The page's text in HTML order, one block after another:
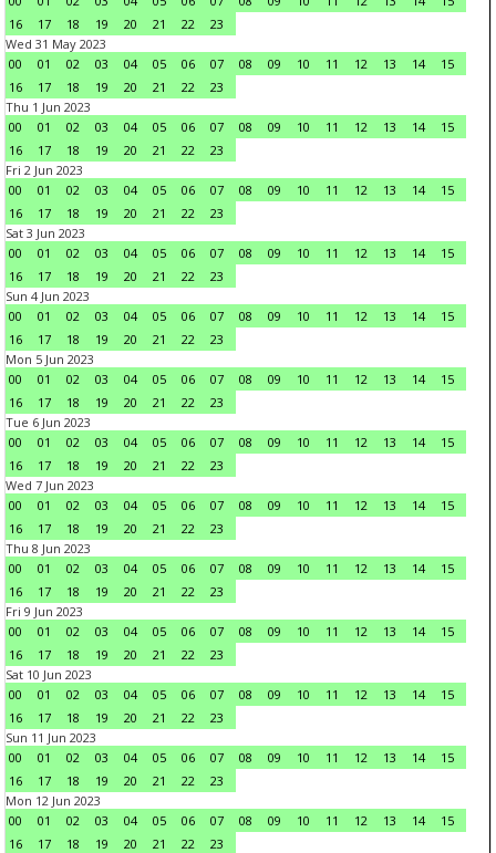
16
17 18 19 20 21 22
23
Wed 31 May 2023
00
01 02 03 04 05 06 07 08 09 10 11 12 13 14
15
16
17 18 19 20 21 22
23
Thu 1 Jun 2023
00
01 02 03 04 05 06 07 08 09 10 11 12 13 14
15
16
17 18 19 20 21 22
23
Fri 2 Jun 2023
00
01 02 03 04 05 06 07 08 09 10 11 12 13 14
15
16
17 18 19 20 21 22
23
Sat 3 Jun 2023
00
01 02 03 04 05 06 07 08 09 10 11 12 13 14
15
16
17 18 19 20 21 22
23
Sun 4 Jun 2023
00
01 02 03 04 05 06 07 08 09 10 11 12 13 14
15
16
17 18 19 20 21 22
23
Mon 5 Jun 2023
00
01 02 03 04 05 06 07 08 09 10 11 12 13 14
15
16
17 18 19 20 21 22
23
Tue 6 Jun 2023
00
01 02 03 04 05 06 07 08 09 10 11 12 13 14
15
16
17 18 19 20 21 22
23
Wed 7 Jun 2023
00
01 02 03 04 05 06 07 08 09 10 11 12 13 14
15
16
17 18 19 20 21 22
23
Thu 8 Jun 2023
00
01 02 03 04 05 06 07 08 09 10 11 12 13 14
15
16
17 18 19 20 21 22
23
Fri 9 Jun 2023
00
01 02 03 04 05 06 07 08 09 10 11 12 13 14
15
16
17 18 19 20 21 22
23
Sat 10 Jun 2023
00
01 02 03 04 05 06 07 08 09 10 11 12 13 14
15
16
17 18 19 20 21 22
23
Sun 11 Jun 2023
00
01 02 03 04 05 06 07 08 09 10 11 12 13 14
15
16
17 18 19 20 21 22
23
Mon 12 Jun 2023
00
01 02 03 04 05 06 07 08 09 10 11 12 13 14
15
16
17 18 19 20 21 22
23